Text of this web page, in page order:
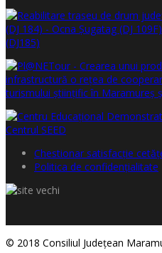
Chestionar satisfacţie
Politica de confidențialitate
© 2018 Consiliul Judeţean